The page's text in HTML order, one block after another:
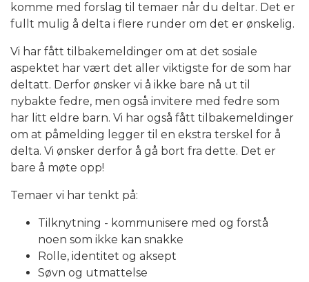
komme med forslag til temaer når du deltar. Det er
fullt mulig å delta i flere runder om det er ønskelig.
Vi har fått tilbakemeldinger om at det sosiale
aspektet har vært det aller viktigste for de som har
deltatt. Derfor ønsker vi å ikke bare nå ut til
nybakte fedre, men også invitere med fedre som
har litt eldre barn. Vi har også fått tilbakemeldinger
om at påmelding legger til en ekstra terskel for å
delta. Vi ønsker derfor å gå bort fra dette. Det er
bare å møte opp!
Temaer vi har tenkt på:
Tilknytning - kommunisere med og forstå
noen som ikke kan snakke
Rolle, identitet og aksept
Søvn og utmattelse